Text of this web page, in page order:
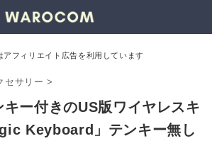
アフィリエイト広告を利用しています
セサリー >
キー付きのUS版ワイヤレスキ
Keyboard」テンキー無し